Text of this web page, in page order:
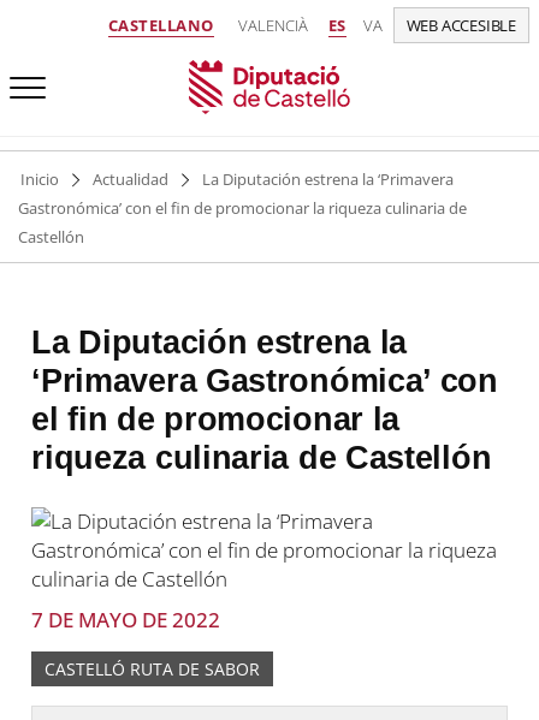
CASTELLANO VALENCIÀ ES VA WEB ACCESIBLE
Inicio Actualidad
La Diputación estrena la ‘Primavera
Gastronómica’ con el fin de promocionar la riqueza culinaria de
Castellón
La Diputación estrena la
‘Primavera Gastronómica’ con
el fin de promocionar la
riqueza culinaria de Castellón
7 DE MAYO DE 2022
CASTELLÓ RUTA DE SABOR